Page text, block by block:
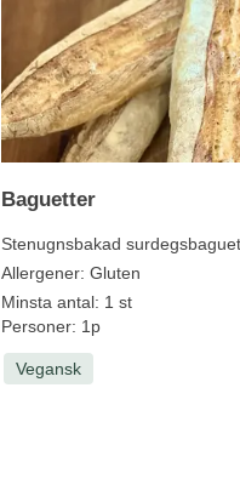
Baguetter
Stenugnsbakad
Allergener: Gluten
Minsta antal: 1 st
Personer: 1p
Vegansk